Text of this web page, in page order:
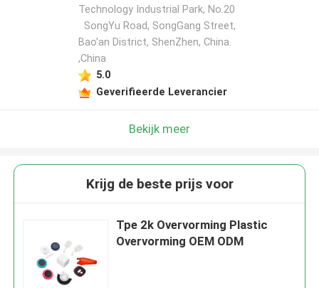
Technology Industrial Park, No.20
SongYu Road, SongGang Street,
Bao'an District, ShenZhen, China.
,China
5.0
Geverifieerde Leverancier
Bekijk meer
Krijg de beste prijs voor
Tpe 2k Overvorming Plastic
Overvorming OEM ODM